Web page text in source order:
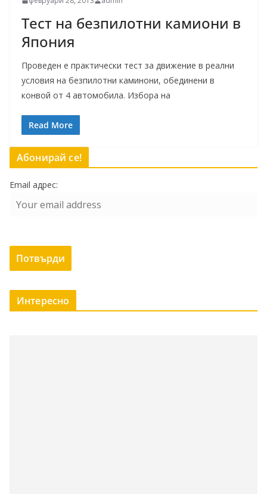
Тест на безпилотни камиони в
Япония
Проведен е практически тест за движение в реални
условия на безпилотни каминони, обединени в
конвой от 4 автомобила. Избора на
Read More
Абонирай се!
Email адрес:
Интересно